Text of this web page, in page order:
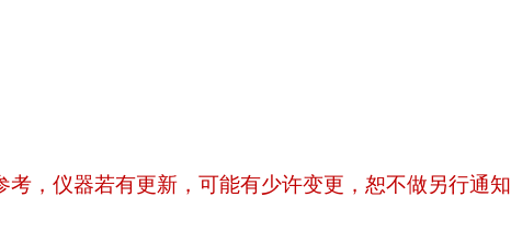
，仪器若有更新，可能有少许变更，恕不做另行通知